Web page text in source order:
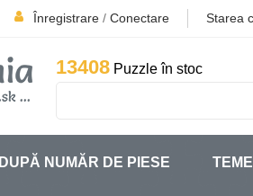
Înregistrare / Conectare Starea
13408 Puzzle în stoc
DUPĂ NUMĂR DE PIESE TEME